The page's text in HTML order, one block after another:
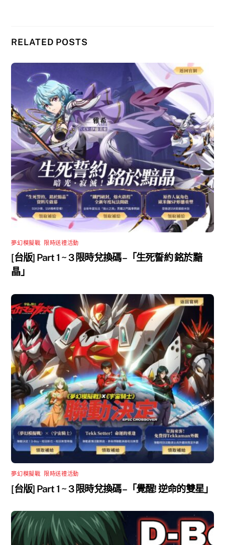
RELATED POSTS
夢幻模擬戰 限時送禮活動
[台版] Part 1 ~ 3 限時兌換碼 –「生死誓約 銘於黯
晶」
夢幻模擬戰 限時送禮活動
[台版] Part 1 ~ 3 限時兌換碼 –「覺醒! 逆命的雙星」